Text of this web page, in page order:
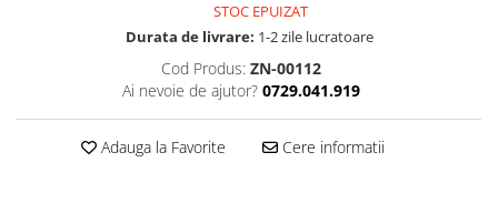
STOC EPUIZAT
Durata de livrare: 1-2 zile lucratoare
Cod Produs: ZN-00112
Ai nevoie de ajutor? 0729.041.919
Adauga la Favorite Cere informatii